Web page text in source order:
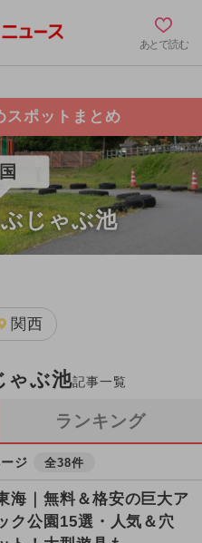
あとで読む
スポットまとめ
じゃぶ池
関西
ゃぶ池記事一覧
ランキング
ジ 全38件
海｜無料＆格安の巨大ア
ク公園15選・人気＆穴